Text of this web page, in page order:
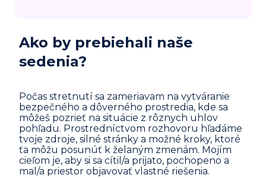
Ako by prebiehali naše
sedenia?
Počas stretnutí sa zameriavam na vytváranie
bezpečného a dôverného prostredia, kde sa
môžeš pozrieť na situácie z rôznych uhlov
pohľadu. Prostredníctvom rozhovoru hľadáme
tvoje zdroje, silné stránky a možné kroky, ktoré
ťa môžu posunúť k želaným zmenám. Mojím
cieľom je, aby si sa cítil/a prijato, pochopeno a
mal/a priestor objavovať vlastné riešenia.